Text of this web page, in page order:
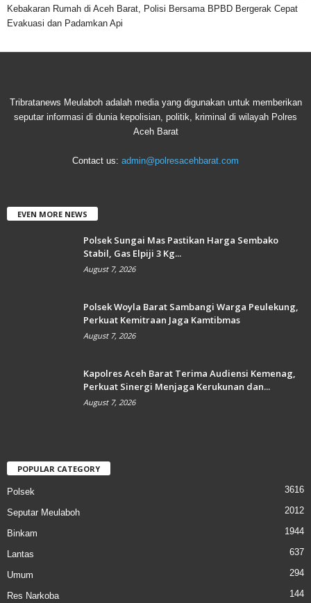
Kebakaran Rumah di Aceh Barat, Polisi Bersama BPBD Bergerak Cepat
Evakuasi dan Padamkan Api
Tribratanews Meulaboh adalah media yang digunakan untuk memberikan
seputar informasi di dunia kepolisian, politik, kriminal di wilayah Polres
Aceh Barat
Contact us: admin@polresacehbarat.com
EVEN MORE NEWS
Polsek Sungai Mas Pastikan Harga Sembako
Stabil, Gas Elpiji 3 Kg...
August 7, 2026
Polsek Woyla Barat Sambangi Warga Peulekung,
Perkuat Kemitraan Jaga Kamtibmas
August 7, 2026
Kapolres Aceh Barat Terima Audiensi Kemenag,
Perkuat Sinergi Menjaga Kerukunan dan...
August 7, 2026
POPULAR CATEGORY
Polsek 3616
Seputar Meulaboh 2012
Binkam 1944
Lantas 637
Umum 294
Res Narkoba 144